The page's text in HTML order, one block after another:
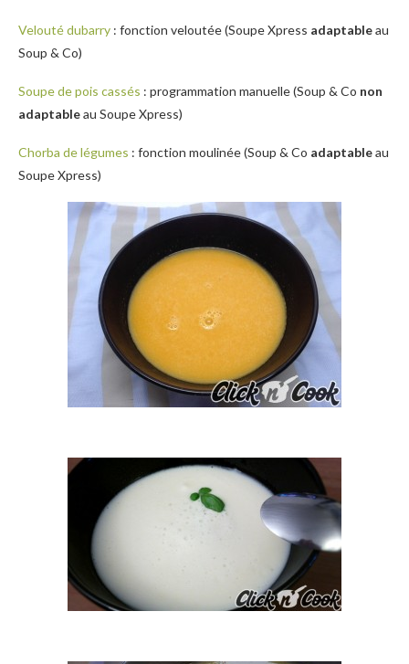
Velouté dubarry : fonction veloutée (Soupe Xpress adaptableau
Soup & Co)
Soupe de pois cassés : programmation manuelle (Soup & Co non
adaptableau Soupe Xpress)
Chorba de légumes : fonction moulinée (Soup & Co adaptableau
Soupe Xpress)